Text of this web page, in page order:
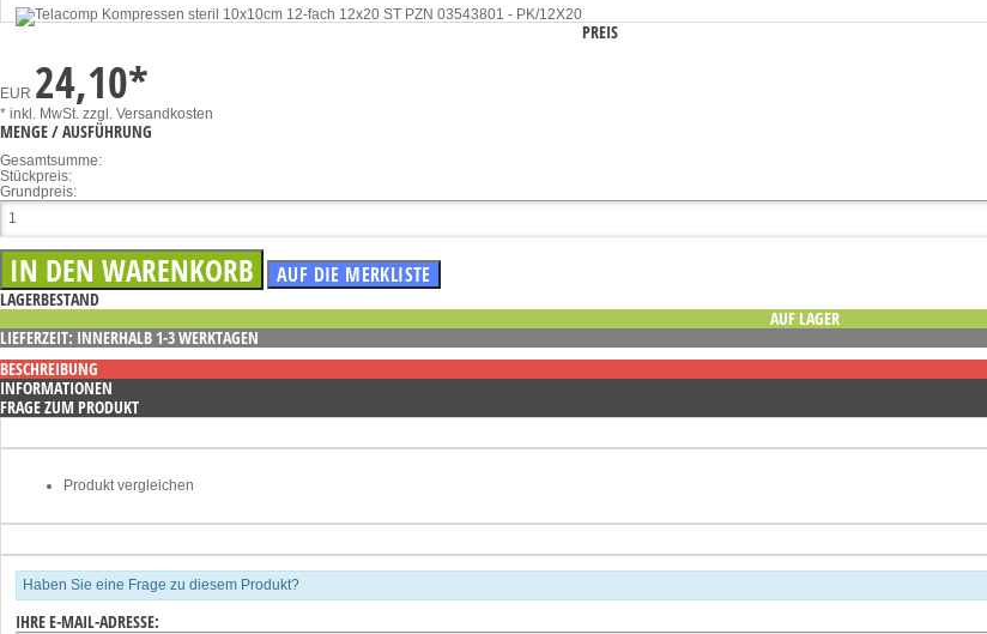
PREIS
EUR 24,10*
* inkl. MwSt. zzgl. Versandkosten
MENGE / AUSFÜHRUNG
Gesamtsumme:
Stückpreis:
Grundpreis:
LAGERBESTAND
AUF LAGER
LIEFERZEIT: INNERHALB 1-3 WERKTAGEN
BESCHREIBUNG
INFORMATIONEN
FRAGE ZUM PRODUKT
Produkt vergleichen
Haben Sie eine Frage zu diesem Produkt?
IHRE E-MAIL-ADRESSE: